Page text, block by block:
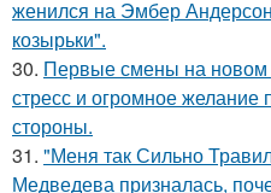
женился на Эмбер
козырьки".
30. Первые смены на новом
стресс и огромное желание
стороны.
31. "Меня так Сильно
Медведева призналась,